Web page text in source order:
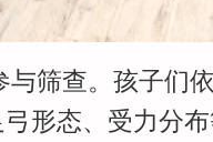
与筛查。孩子们
形态、受力分